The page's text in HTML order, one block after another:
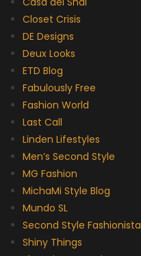
Closet Crisis
DE Designs
Deux Looks
ETD Blog
Fabulously Free
Fashion World
Last Call
Linden Lifestyles
Men’s Second Style
MG Fashion
MichaMi Style Blog
Mundo SL
Second Style Fashionista
Shiny Things